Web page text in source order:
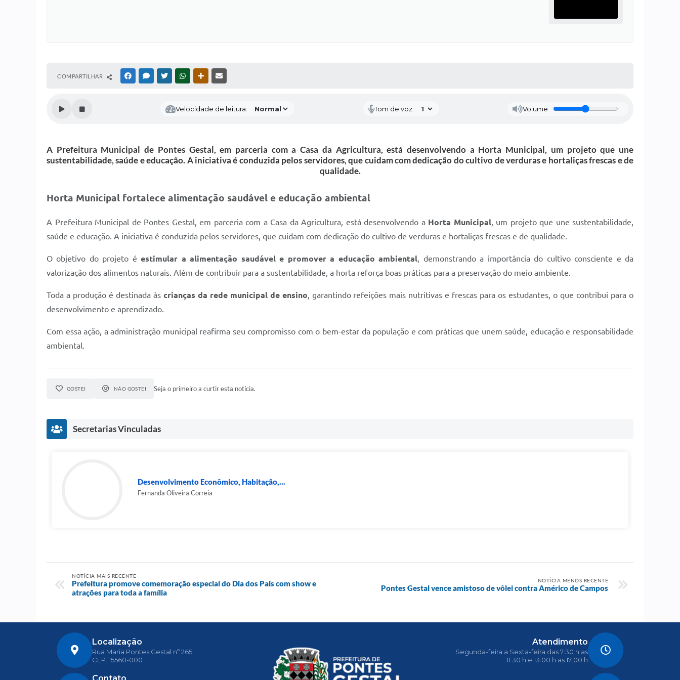
COMPARTILHAR FACEBOOKMESSENGER
TWITTERWHATSAPPOUTRAS MÍDIAS
Velocidade de leitura: Tom de voz: Volume
A Prefeitura Municipal de Pontes Gestal, em parceria com a Casa da Agricultura, está desenvolvendo a Horta Municipal, um projeto que une
sustentabilidade, saúde e educação. A iniciativa é conduzida pelos servidores, que cuidam com dedicação do cultivo de verduras e hortaliças frescas e de
qualidade.
Horta Municipal fortalece alimentação saudável e educação ambiental
A Prefeitura Municipal de Pontes Gestal, em parceria com a Casa da Agricultura, está desenvolvendo a Horta Municipal, um projeto que une sustentabilidade,
saúde e educação. A iniciativa é conduzida pelos servidores, que cuidam com dedicação do cultivo de verduras e hortaliças frescas e de qualidade.
O objetivo do projeto éestimular a alimentação saudável e promover a educação ambiental, demonstrando a importância do cultivo consciente e da
valorização dos alimentos naturais. Além de contribuir para a sustentabilidade, a horta reforça boas práticas para a preservação do meio ambiente.
Toda a produção é destinada às crianças da rede municipal de ensino, garantindo refeições mais nutritivas e frescas para os estudantes, o que contribui para o
desenvolvimento e aprendizado.
Com essa ação, a administração municipal reafirma seu compromisso com o bem-estar da população e com práticas que unem saúde, educação e responsabilidade
ambiental.
GOSTEI NÃO GOSTEI Seja o primeiro a curtir esta notícia.
Secretarias Vinculadas
Desenvolvimento Econômico, Habitação,...
Fernanda Oliveira Correia
NOTÍCIA MAIS RECENTE
Prefeitura promove comemoração especial do Dia dos Pais com show e
atrações para toda a família
NOTÍCIA MENOS RECENTE
Pontes Gestal vence amistoso de vôlei contra Américo de Campos
Localização
Rua Maria Pontes Gestal nº 265
CEP: 15560-000
Atendimento
Segunda-feira a Sexta-feira das 7:30 h as
11:30 h e 13:00 h as 17:00 h.